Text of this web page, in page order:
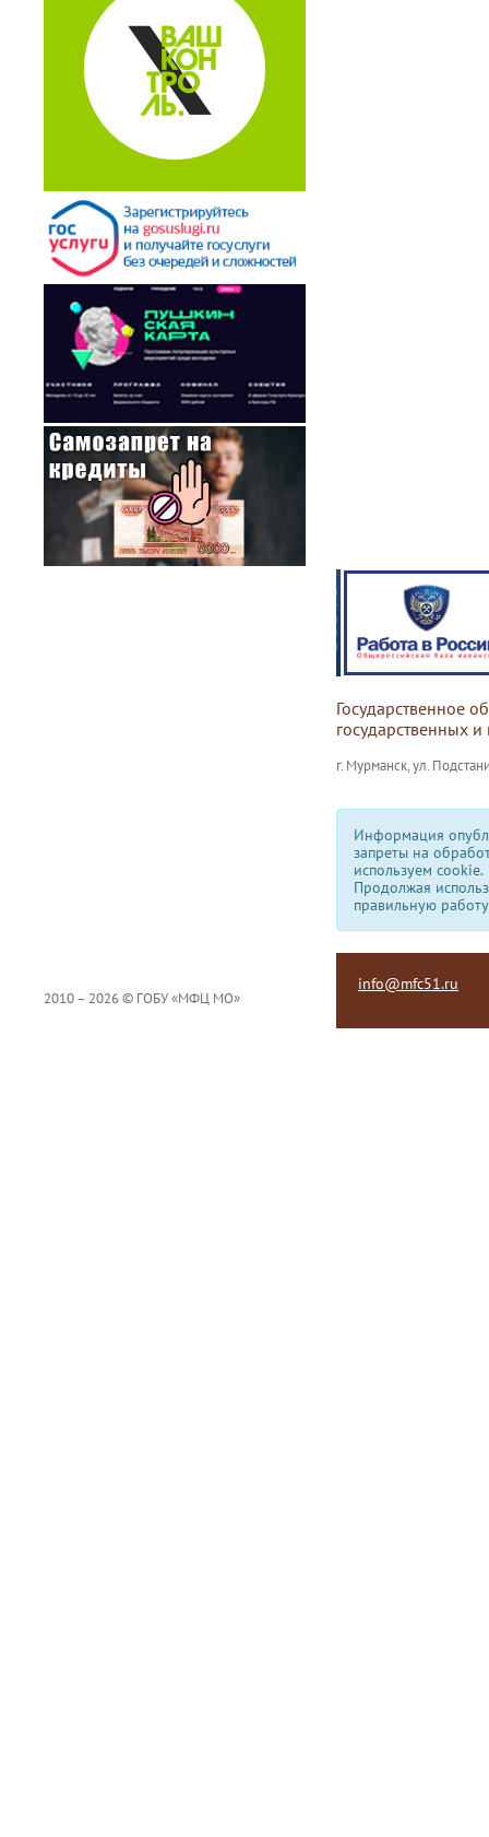
Государственное
государственных
г. Мурманск, ул.
Информация
запреты на
используем сookie.
Продолжая
правильную
2010 – 2026 © ГОБУ «МФЦ МО»
info@mfc51.ru